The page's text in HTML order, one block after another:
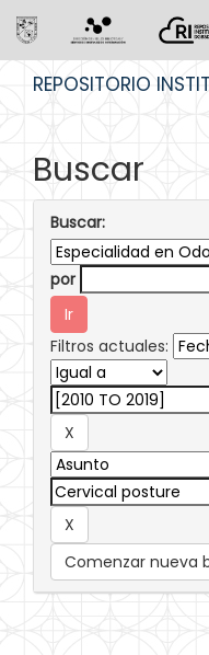
REPOSITORIO
Buscar
Buscar:
por
Filtros actuales:
Comenzar nueva